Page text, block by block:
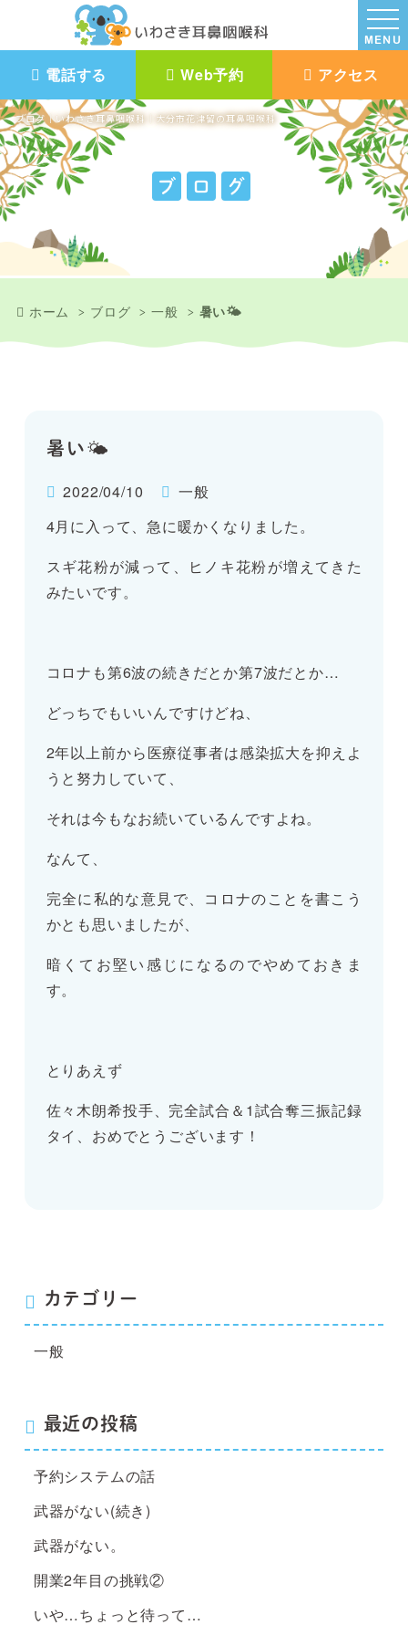
ブログ｜いわさき耳鼻咽喉科｜大分市花津留の耳鼻咽喉科
MENU
電話する Web予約 アクセス
ブ ロ グ
ホーム ブログ 一般 暑い🌤
暑い🌤
2022/04/10
一般
4月に入って、急に暖かくなりました。
スギ花粉が減って、ヒノキ花粉が増えてきた
みたいです。
コロナも第6波の続きだとか第7波だとか…
どっちでもいいんですけどね、
2年以上前から医療従事者は感染拡大を抑えよ
うと努力していて、
それは今もなお続いているんですよね。
なんて、
完全に私的な意見で、コロナのことを書こう
かとも思いましたが、
暗くてお堅い感じになるのでやめておきま
す。
とりあえず
佐々木朗希投手、完全試合＆1試合奪三振記録
タイ、おめでとうございます！
カテゴリー
一般
最近の投稿
予約システムの話
武器がない(続き)
武器がない。
開業2年目の挑戦②
いや…ちょっと待って…